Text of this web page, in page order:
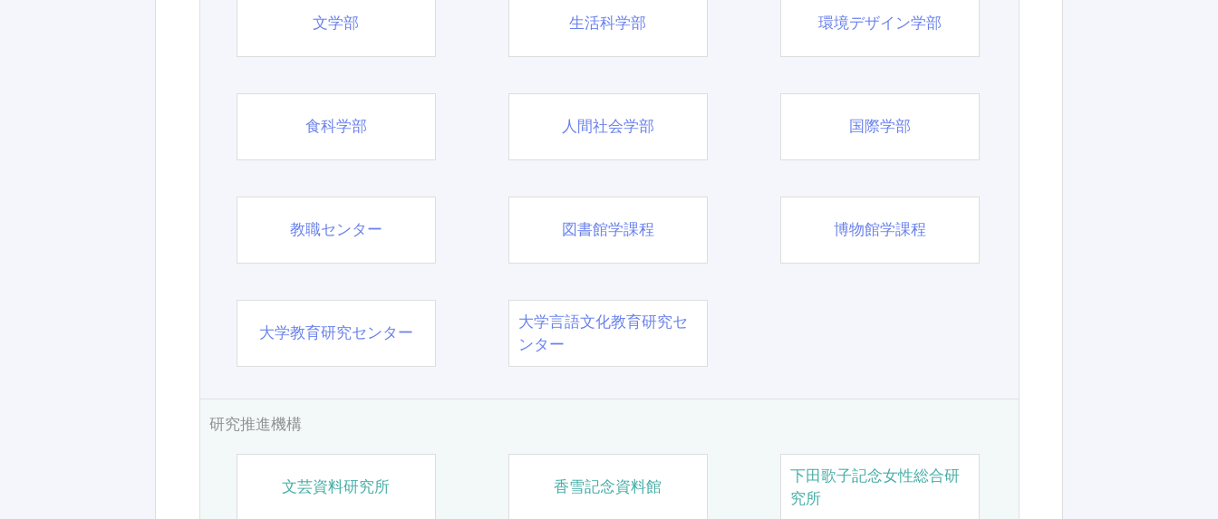
文学部 生活科学部 環境デザイン学部
食科学部 人間社会学部 国際学部
教職センター 図書館学課程 博物館学課程
大学教育研究センター
大学言語文化教育研究セ
ンター
研究推進機構
文芸資料研究所 香雪記念資料館
下田歌子記念女性総合研
究所